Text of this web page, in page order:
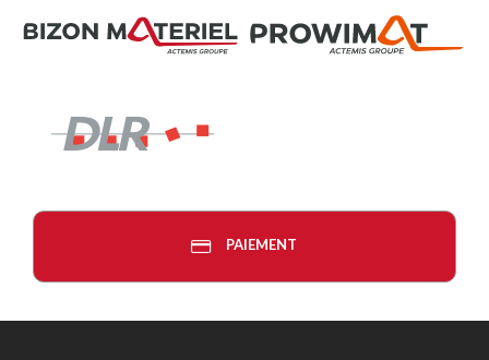
PAIEMENT